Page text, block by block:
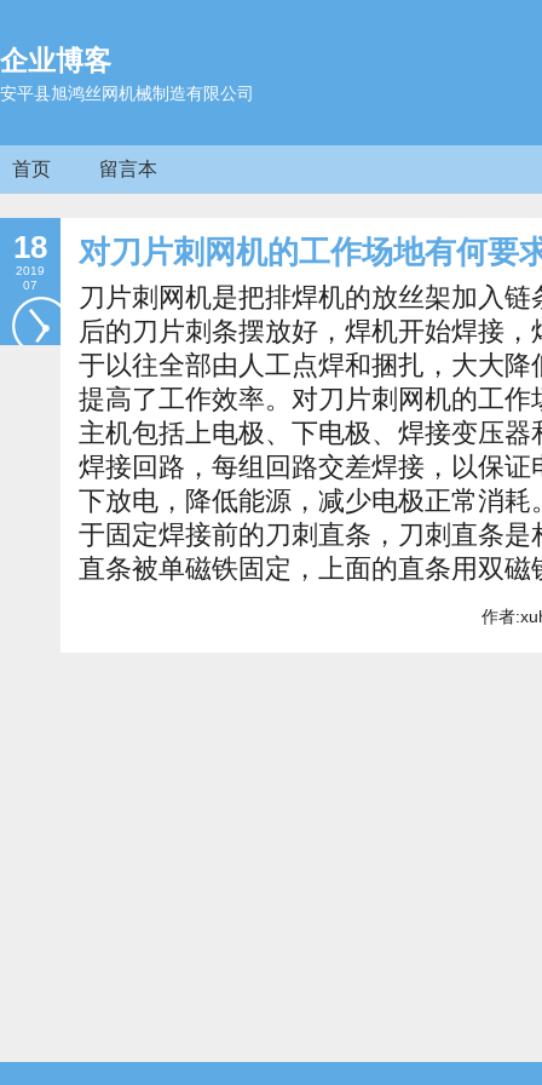
企业博客
安平县旭鸿丝网机械制造有限公司
首页 留言本
18
2019
07
对刀片刺网机的工作场地有何要
刀片刺网机是把排焊机的放丝架加入
后的刀片刺条摆放好，焊机开始焊接
于以往全部由人工点焊和捆扎，大大
提高了工作效率。对刀片刺网机的工
主机包括上电极、下电极、焊接变压
焊接回路，每组回路交差焊接，以保
下放电，降低能源，减少电极正常消
于固定焊接前的刀刺直条，刀刺直条
直条被单磁铁固定，上面的直条用双磁
作者